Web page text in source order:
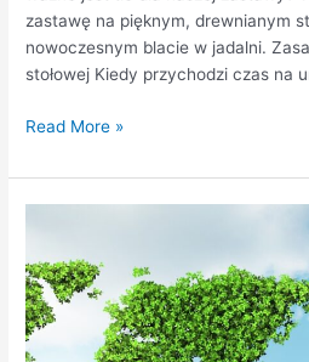
zastawę na pięknym, drewnianym
nowoczesnym blacie w jadalni.
stołowej Kiedy przychodzi czas na
Read More »
logistyce
–
Jak
dbać